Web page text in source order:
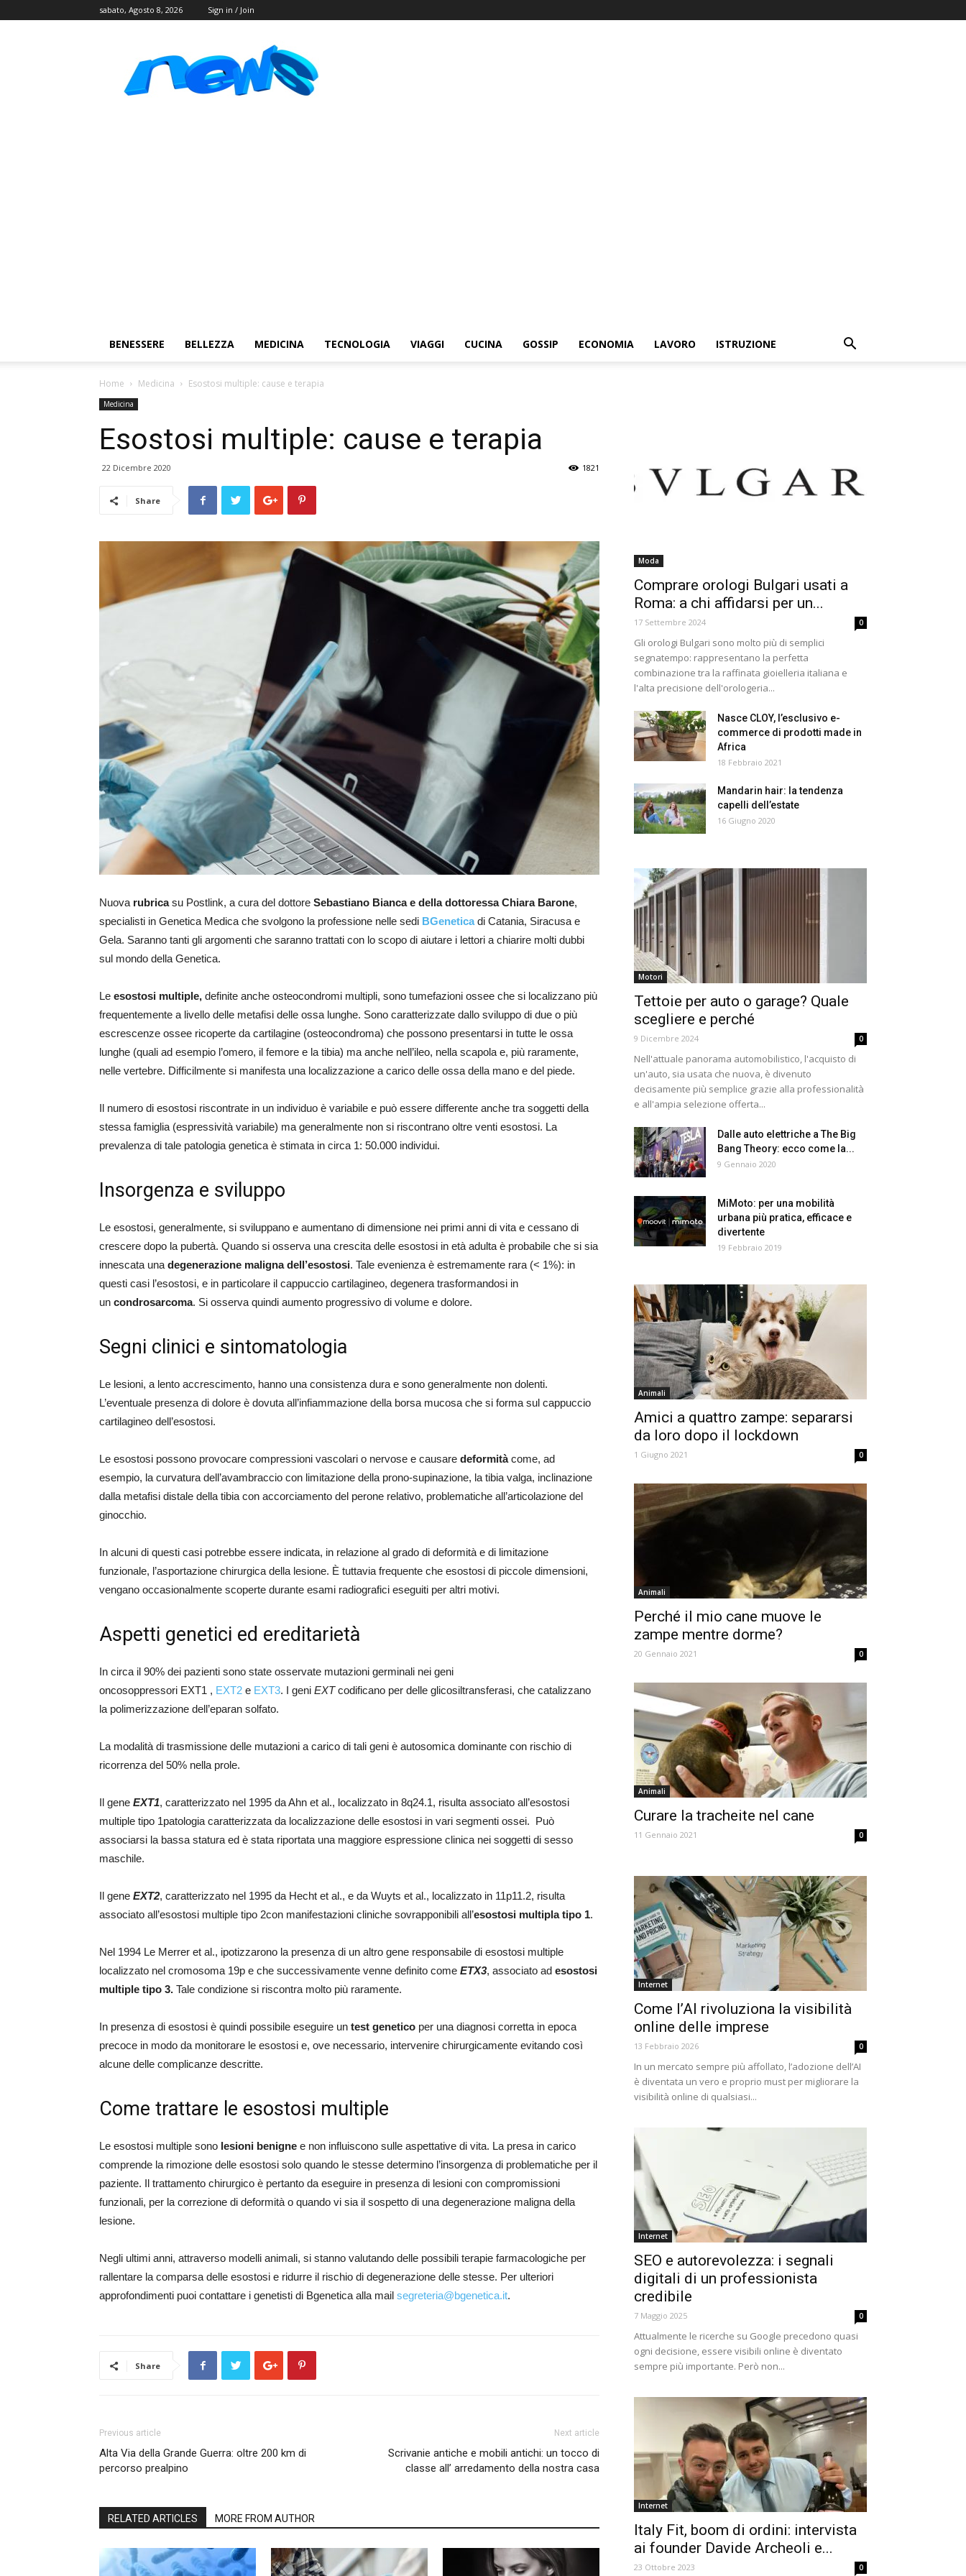
sabato, Agosto 8, 2026 Sign in / Join
BENESSERE BELLEZZA MEDICINA TECNOLOGIA VIAGGI CUCINA GOSSIP ECONOMIA LAVORO ISTRUZIONE
Home Medicina Esostosi multiple: cause e terapia
Medicina
Esostosi multiple: cause e terapia
22 Dicembre 2020 1821
Share
Nuova rubricasu Postlink, a cura del dottore Sebastiano Bianca e della dottoressa Chiara Barone,
specialisti in Genetica Medica che svolgono la professione nelle sedi BGenetica di Catania, Siracusa e
Gela. Saranno tanti gli argomenti che saranno trattati con lo scopo di aiutare i lettori a chiarire molti dubbi
sul mondo della Genetica.
Le esostosi multiple, definite anche osteocondromi multipli, sono tumefazioni ossee che si localizzano più
frequentemente a livello delle metafisi delle ossa lunghe. Sono caratterizzate dallo sviluppo di due o più
escrescenze ossee ricoperte da cartilagine (osteocondroma) che possono presentarsi in tutte le ossa
lunghe (quali ad esempio l’omero, il femore e la tibia) ma anche nell’ileo, nella scapola e, più raramente,
nelle vertebre. Difficilmente si manifesta una localizzazione a carico delle ossa della mano e del piede.
Il numero di esostosi riscontrate in un individuo è variabile e può essere differente anche tra soggetti della
stessa famiglia (espressività variabile) ma generalmente non si riscontrano oltre venti esostosi. La
prevalenza di tale patologia genetica è stimata in circa 1: 50.000 individui.
Insorgenza e sviluppo
Le esostosi, generalmente, si sviluppano e aumentano di dimensione nei primi anni di vita e cessano di
crescere dopo la pubertà. Quando si osserva una crescita delle esostosi in età adulta è probabile che si sia
innescata una degenerazione maligna dell’esostosi. Tale evenienza è estremamente rara (< 1%): in
questi casi l’esostosi, e in particolare il cappuccio cartilagineo, degenera trasformandosi in
un condrosarcoma. Si osserva quindi aumento progressivo di volume e dolore.
Segni clinici e sintomatologia
Le lesioni, a lento accrescimento, hanno una consistenza dura e sono generalmente non dolenti.
L’eventuale presenza di dolore è dovuta all’infiammazione della borsa mucosa che si forma sul cappuccio
cartilagineo dell’esostosi.
Le esostosi possono provocare compressioni vascolari o nervose e causare deformitàcome, ad
esempio, la curvatura dell’avambraccio con limitazione della prono-supinazione, la tibia valga, inclinazione
dalla metafisi distale della tibia con accorciamento del perone relativo, problematiche all’articolazione del
ginocchio.
In alcuni di questi casi potrebbe essere indicata, in relazione al grado di deformità e di limitazione
funzionale, l’asportazione chirurgica della lesione. È tuttavia frequente che esostosi di piccole dimensioni,
vengano occasionalmente scoperte durante esami radiografici eseguiti per altri motivi.
Aspetti genetici ed ereditarietà
In circa il 90% dei pazienti sono state osservate mutazioni germinali nei geni
oncosoppressori EXT1 , EXT2 e EXT3. I geni EXTcodificano per delle glicosiltransferasi, che catalizzano
la polimerizzazione dell’eparan solfato.
La modalità di trasmissione delle mutazioni a carico di tali geni è autosomica dominante con rischio di
ricorrenza del 50% nella prole.
Il gene EXT1, caratterizzato nel 1995 da Ahn et al., localizzato in 8q24.1, risulta associato all’esostosi
multiple tipo 1patologia caratterizzata da localizzazione delle esostosi in vari segmenti ossei. Può
associarsi la bassa statura ed è stata riportata una maggiore espressione clinica nei soggetti di sesso
maschile.
Il gene EXT2, caratterizzato nel 1995 da Hecht et al., e da Wuyts et al., localizzato in 11p11.2, risulta
associato all’esostosi multiple tipo 2con manifestazioni cliniche sovrapponibili all’esostosi multipla tipo 1.
Nel 1994 Le Merrer et al., ipotizzarono la presenza di un altro gene responsabile di esostosi multiple
localizzato nel cromosoma 19p e che successivamente venne definito come ETX3, associato ad esostosi
multiple tipo 3. Tale condizione si riscontra molto più raramente.
In presenza di esostosi è quindi possibile eseguire un test genetico per una diagnosi corretta in epoca
precoce in modo da monitorare le esostosi e, ove necessario, intervenire chirurgicamente evitando così
alcune delle complicanze descritte.
Come trattare le esostosi multiple
Le esostosi multiple sono lesioni benigne e non influiscono sulle aspettative di vita. La presa in carico
comprende la rimozione delle esostosi solo quando le stesse determino l’insorgenza di problematiche per il
paziente. Il trattamento chirurgico è pertanto da eseguire in presenza di lesioni con compromissioni
funzionali, per la correzione di deformità o quando vi sia il sospetto di una degenerazione maligna della
lesione.
Negli ultimi anni, attraverso modelli animali, si stanno valutando delle possibili terapie farmacologiche per
rallentare la comparsa delle esostosi e ridurre il rischio di degenerazione delle stesse. Per ulteriori
approfondimenti puoi contattare i genetisti di Bgenetica alla mail segreteria@bgenetica.it.
Share
Previous article
Alta Via della Grande Guerra: oltre 200 km di
percorso prealpino
Next article
Scrivanie antiche e mobili antichi: un tocco di
classe all’ arredamento della nostra casa
RELATED ARTICLES MORE FROM AUTHOR
Moda
Comprare orologi Bulgari usati a
Roma: a chi affidarsi per un...
17 Settembre 2024 0
Gli orologi Bulgari sono molto più di semplici
segnatempo: rappresentano la perfetta
combinazione tra la raffinata gioielleria italiana e
l'alta precisione dell'orologeria...
Nasce CLOY, l’esclusivo e-
commerce di prodotti made in
Africa
18 Febbraio 2021
Mandarin hair: la tendenza
capelli dell’estate
16 Giugno 2020
Motori
Tettoie per auto o garage? Quale
scegliere e perché
9 Dicembre 2024 0
Nell'attuale panorama automobilistico, l'acquisto di
un'auto, sia usata che nuova, è divenuto
decisamente più semplice grazie alla professionalità
e all'ampia selezione offerta...
Dalle auto elettriche a The Big
Bang Theory: ecco come la...
9 Gennaio 2020
MiMoto: per una mobilità
urbana più pratica, efficace e
divertente
19 Febbraio 2019
Animali
Amici a quattro zampe: separarsi
da loro dopo il lockdown
1 Giugno 2021 0
Animali
Perché il mio cane muove le
zampe mentre dorme?
20 Gennaio 2021 0
Animali
Curare la tracheite nel cane
11 Gennaio 2021 0
Internet
Come l’AI rivoluziona la visibilità
online delle imprese
13 Febbraio 2026 0
In un mercato sempre più affollato, l’adozione dell’AI
è diventata un vero e proprio must per migliorare la
visibilità online di qualsiasi...
Internet
SEO e autorevolezza: i segnali
digitali di un professionista
credibile
7 Maggio 2025 0
Attualmente le ricerche su Google precedono quasi
ogni decisione, essere visibili online è diventato
sempre più importante. Però non...
Internet
Italy Fit, boom di ordini: intervista
ai founder Davide Archeoli e...
23 Ottobre 2023 0